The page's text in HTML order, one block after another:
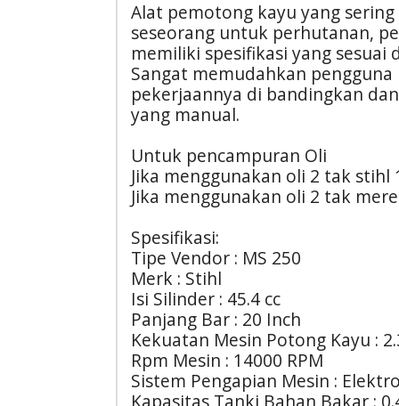
Alat pemotong kayu yang
seseorang untuk perhutanan,
memiliki spesifikasi yang sesuai
Sangat memudahkan
pekerjaannya di bandingkan
yang manual.
Untuk pencampuran Oli
Jika menggunakan oli 2 tak stihl
Jika menggunakan oli 2 tak
Spesifikasi:
Tipe Vendor : MS 250
Merk : Stihl
Isi Silinder : 45.4 cc
Panjang Bar : 20 Inch
Kekuatan Mesin Potong Kayu :
Rpm Mesin : 14000 RPM
Sistem Pengapian Mesin :